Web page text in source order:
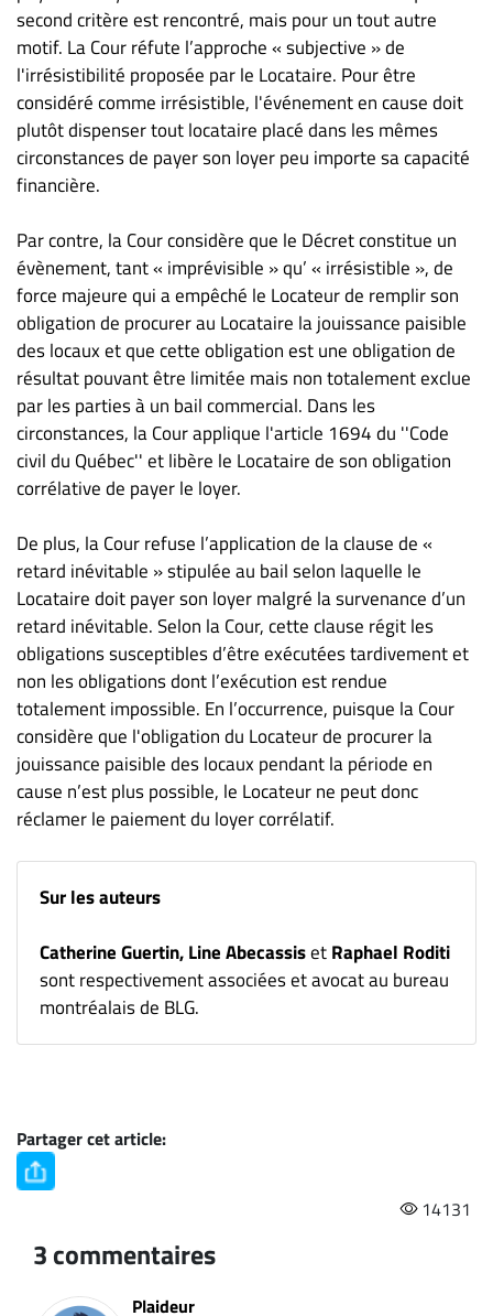
second critère est rencontré, mais pour un tout autre
motif. La Cour réfute l’approche « subjective » de
l'irrésistibilité proposée par le Locataire. Pour être
considéré comme irrésistible, l'événement en cause doit
plutôt dispenser tout locataire placé dans les mêmes
circonstances de payer son loyer peu importe sa capacité
financière.
Par contre, la Cour considère que le Décret constitue un
évènement, tant « imprévisible » qu’ « irrésistible », de
force majeure qui a empêché le Locateur de remplir son
obligation de procurer au Locataire la jouissance paisible
des locaux et que cette obligation est une obligation de
résultat pouvant être limitée mais non totalement exclue
par les parties à un bail commercial. Dans les
circonstances, la Cour applique l'article 1694 du ''Code
civil du Québec'' et libère le Locataire de son obligation
corrélative de payer le loyer.
De plus, la Cour refuse l’application de la clause de «
retard inévitable » stipulée au bail selon laquelle le
Locataire doit payer son loyer malgré la survenance d’un
retard inévitable. Selon la Cour, cette clause régit les
obligations susceptibles d’être exécutées tardivement et
non les obligations dont l’exécution est rendue
totalement impossible. En l’occurrence, puisque la Cour
considère que l'obligation du Locateur de procurer la
jouissance paisible des locaux pendant la période en
cause n’est plus possible, le Locateur ne peut donc
réclamer le paiement du loyer corrélatif.
Sur les auteurs
Catherine Guertin, Line AbecassisetRaphael Roditi
sont respectivement associées et avocat au bureau
montréalais de BLG.
Partager cet article:
14131
3 commentaires
Plaideur